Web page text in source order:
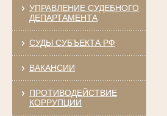
УПРАВЛЕНИЕ СУДЕБНОГО
ДЕПАРТАМЕНТА
СУДЫ СУБЪЕКТА РФ
ВАКАНСИИ
ПРОТИВОДЕЙСТВИЕ
КОРРУПЦИИ